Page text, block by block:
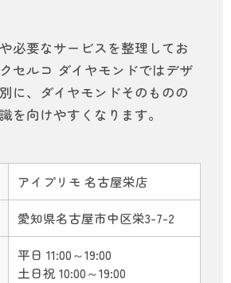
必要なサービスを整理してお
セルコ ダイヤモンドではデザ
に、ダイヤモンドそのものの
を向けやすくなります。
アイプリモ 名古屋栄店
愛知県名古屋市中区栄3-7-2
平日 11:00～19:00
土日祝 10:00～19:00